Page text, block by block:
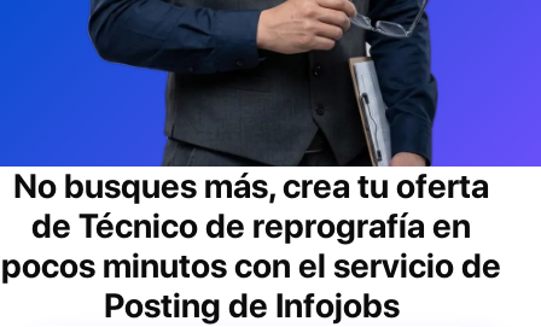
No busques más, crea tu oferta
de Técnico de reprografía en
pocos minutos con el servicio de
Posting de Infojobs